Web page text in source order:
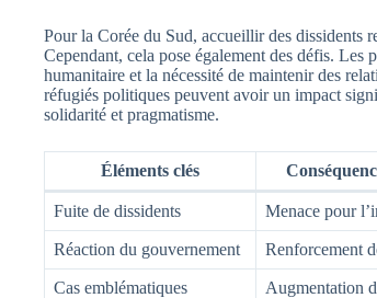
Pour la Corée du Sud, accueillir des dissidents
Cependant, cela pose également des défis. Les
humanitaire et la nécessité de maintenir des
réfugiés politiques peuvent avoir un impact
solidarité et pragmatisme.
Éléments clés
Fuite de dissidents Menace pour
Réaction du gouvernement Renforcement
Cas emblématiques Augmentation